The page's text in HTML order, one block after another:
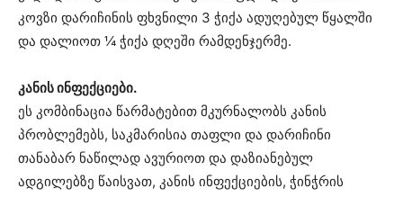
კოვზი დარიჩინის ფხვნილი 3 ჭიქა ადუღებულ წყალში
და დალიოთ ¼ ჭიქა დღეში რამდენჯერმე.
კანის ინფექციები.
ეს კომბინაცია წარმატებით მკურნალობს კანის
პრობლემებს, საკმარისია თაფლი და დარიჩინი
თანაბარ ნაწილად ავურიოთ და დაზიანებულ
ადგილებზე წაისვათ, კანის ინფექციების, ჭინჭრის